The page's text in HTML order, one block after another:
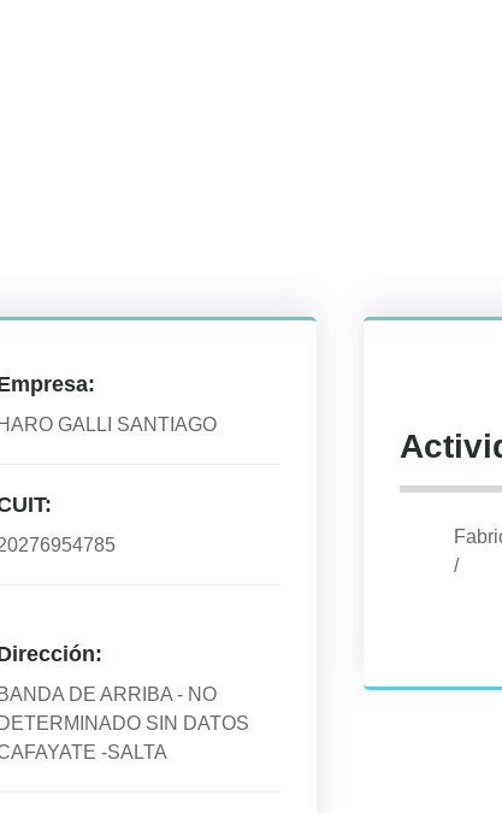
HARO GALLI SANTIAGO
BANDA DE ARRIBA - NO
DETERMINADO SIN DATOS
-SALTA
/